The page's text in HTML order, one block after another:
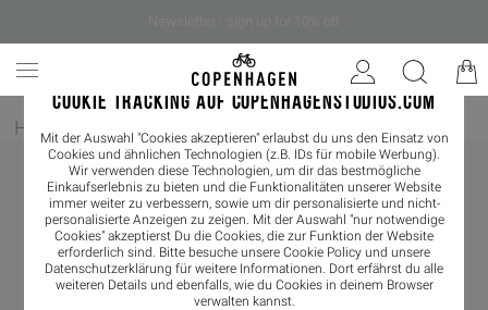
COOKIE TRACKING AUF COPENHAGENSTUDIOS.COM
Mit der Auswahl "Cookies akzeptieren" erlaubst du uns den Einsatz von
Cookies und ähnlichen Technologien (z.B. IDs für mobile Werbung).
Wir verwenden diese Technologien, um dir das bestmögliche
Einkaufserlebnis zu bieten und die Funktionalitäten unserer Website
immer weiter zu verbessern, sowie um dir personalisierte und nicht-
personalisierte Anzeigen zu zeigen. Mit der Auswahl "nur notwendige
Cookies" akzeptierst Du die Cookies, die zur Funktion der Website
erforderlich sind. Bitte besuche unsere Cookie Policy und unsere
Datenschutzerklärung für weitere Informationen. Dort erfährst du alle
weiteren Details und ebenfalls, wie du Cookies in deinem Browser
verwalten kannst.
Home / Herren/ Sneaker / Sneaker Low